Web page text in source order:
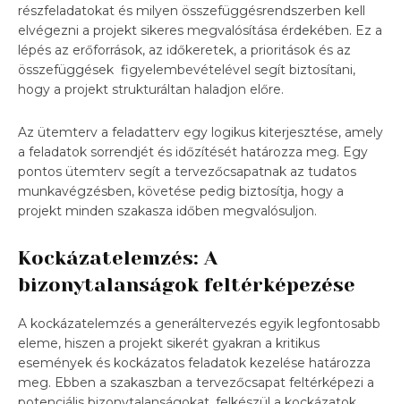
részfeladatokat és milyen összefüggésrendszerben kell
elvégezni a projekt sikeres megvalósítása érdekében. Ez a
lépés az erőforrások, az időkeretek, a prioritások és az
összefüggések figyelembevételével segít biztosítani,
hogy a projekt strukturáltan haladjon előre.
Az ütemterv a feladatterv egy logikus kiterjesztése, amely
a feladatok sorrendjét és időzítését határozza meg. Egy
pontos ütemterv segít a tervezőcsapatnak az tudatos
munkavégzésben, követése pedig biztosítja, hogy a
projekt minden szakasza időben megvalósuljon.
Kockázatelemzés: A
bizonytalanságok feltérképezése
A kockázatelemzés a generáltervezés egyik legfontosabb
eleme, hiszen a projekt sikerét gyakran a kritikus
események és kockázatos feladatok kezelése határozza
meg. Ebben a szakaszban a tervezőcsapat feltérképezi a